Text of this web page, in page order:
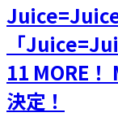
「
11 MORE
決定！